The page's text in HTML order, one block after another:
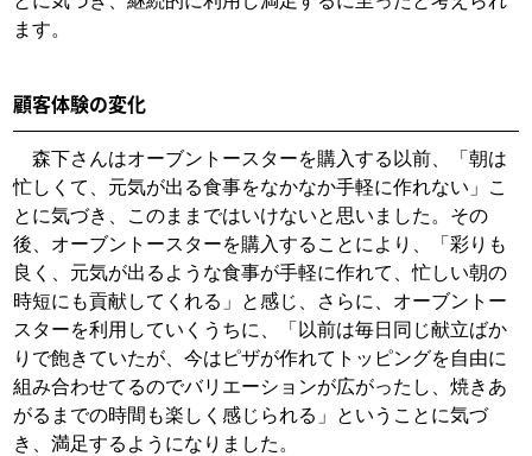
ます。
顧客体験の変化
森下さんはオーブントースターを購入する以前、「朝は
忙しくて、元気が出る食事をなかなか手軽に作れない」こ
とに気づき、このままではいけないと思いました。その
後、オーブントースターを購入することにより、「彩りも
良く、元気が出るような食事が手軽に作れて、忙しい朝の
時短にも貢献してくれる」と感じ、さらに、オーブントー
スターを利用していくうちに、「以前は毎日同じ献立ばか
りで飽きていたが、今はピザが作れてトッピングを自由に
組み合わせてるのでバリエーションが広がったし、焼きあ
がるまでの時間も楽しく感じられる」ということに気づ
き、満足するようになりました。